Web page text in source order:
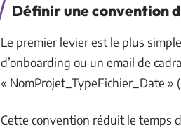
Définir une convention
Le premier levier est le plus
d’onboarding ou un email de
« NomProjet_TypeFichier_Date »
Cette convention réduit le temps